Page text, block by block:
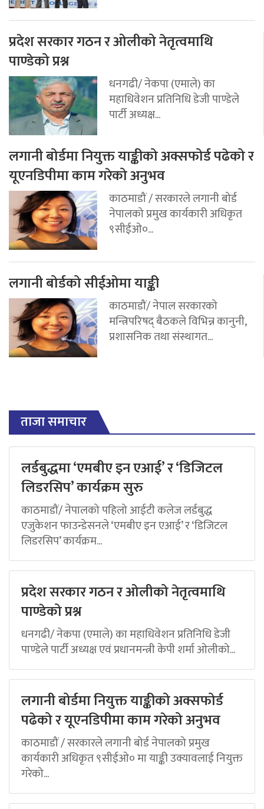
प्रदेश सरकार गठन र ओलीको नेतृत्वमाथि
पाण्डेको प्रश्न
धनगढी/ नेकपा (एमाले) का
महाधिवेशन प्रतिनिधि डेजी पाण्डेले
पार्टी अध्यक्ष...
लगानी बोर्डमा नियुक्त याङ्कीको अक्सफोर्ड पढेको र
यूएनडिपीमा काम गरेको अनुभव
काठमाडौं / सरकारले लगानी बोर्ड
नेपालको प्रमुख कार्यकारी अधिकृत
९सीईओ०...
लगानी बोर्डको सीईओमा याङ्की
काठमाडौं/ नेपाल सरकारको
मन्त्रिपरिषद् बैठकले विभिन्न कानुनी,
प्रशासनिक तथा संस्थागत...
ताजा समाचार
लर्डबुद्धमा ‘एमबीए इन एआई’ र ‘डिजिटल
लिडरसिप’ कार्यक्रम सुरु
काठमाडौं/ नेपालको पहिलो आईटी कलेज लर्डबुद्ध
एजुकेशन फाउन्डेसनले ‘एमबीए इन एआई’ र ‘डिजिटल
लिडरसिप’ कार्यक्रम...
प्रदेश सरकार गठन र ओलीको नेतृत्वमाथि
पाण्डेको प्रश्न
धनगढी/ नेकपा (एमाले) का महाधिवेशन प्रतिनिधि डेजी
पाण्डेले पार्टी अध्यक्ष एवं प्रधानमन्त्री केपी शर्मा ओलीको...
लगानी बोर्डमा नियुक्त याङ्कीको अक्सफोर्ड
पढेको र यूएनडिपीमा काम गरेको अनुभव
काठमाडौं / सरकारले लगानी बोर्ड नेपालको प्रमुख
कार्यकारी अधिकृत ९सीईओ० मा याङ्की उक्यावलाई नियुक्त
गरेको...